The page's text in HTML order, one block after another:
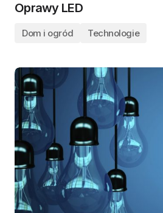
Oprawy LED
Dom i ogród Technologie